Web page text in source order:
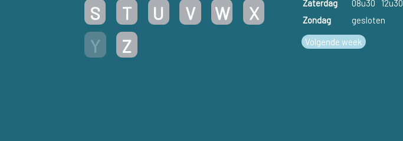
S
T U V W
X
Y
Z
Zaterdag
08u30
12u30
Zondag
gesloten
Volgende week